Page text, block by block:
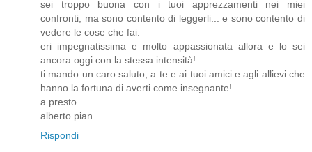
sei troppo buona con i tuoi apprezzamenti nei miei
confronti, ma sono contento di leggerli... e sono contento di
vedere le cose che fai.
eri impegnatissima e molto appassionata allora e lo sei
ancora oggi con la stessa intensità!
ti mando un caro saluto, a te e ai tuoi amici e agli allievi che
hanno la fortuna di averti come insegnante!
a presto
alberto pian
Rispondi